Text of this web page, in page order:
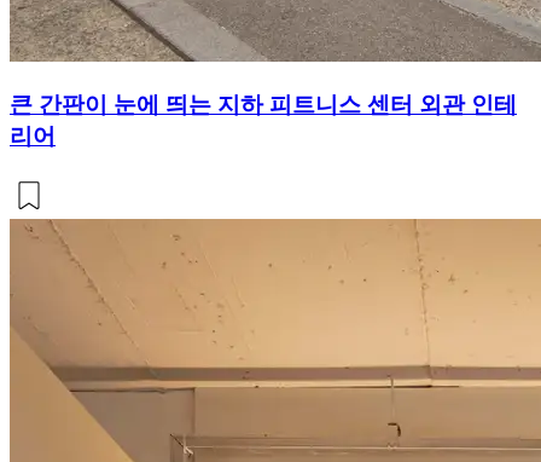
큰 간판이 눈에 띄는 지하 피트니스 센터 외관 인테
리어